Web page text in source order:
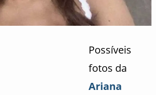
Possíveis
fotos da
Ariana